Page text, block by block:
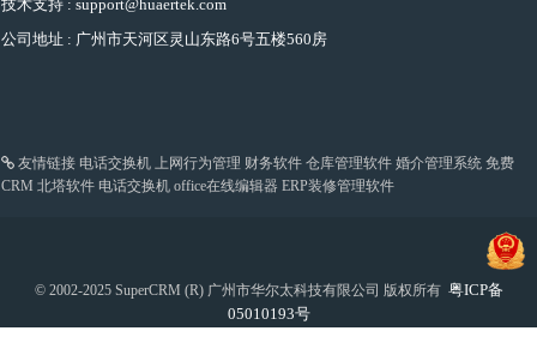
技术支持 : support@huaertek.com
公司地址 : 广州市天河区灵山东路6号五楼560房
友情链接 电话交换机 上网行为管理 财务软件 仓库管理软件 婚介管理系统 免费
CRM 北塔软件 电话交换机 office在线编辑器 ERP装修管理软件
© 2002-2025 SuperCRM (R) 广州市华尔太科技有限公司 版权所有 粤ICP备
05010193号